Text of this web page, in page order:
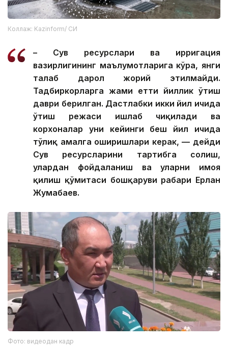
Коллаж: Kazinform/ СИ
– Сув ресурслари ва ирригация
вазирлигининг маълумотларига кўра, янги
талаб дарҳол жорий этилмайди.
Тадбиркорларга жами етти йиллик ўтиш
даври берилган. Дастлабки икки йил ичида
ўтиш режаси ишлаб чиқилади ва
корхоналар уни кейинги беш йил ичида
тўлиқ амалга оширишлари керак, — дейди
Сув ресурсларини тартибга солиш,
улардан фойдаланиш ва уларни ҳимоя
қилиш қўмитаси бошқаруви раҳбари Ерлан
Жумабаев.
Фото: видеодан кадр